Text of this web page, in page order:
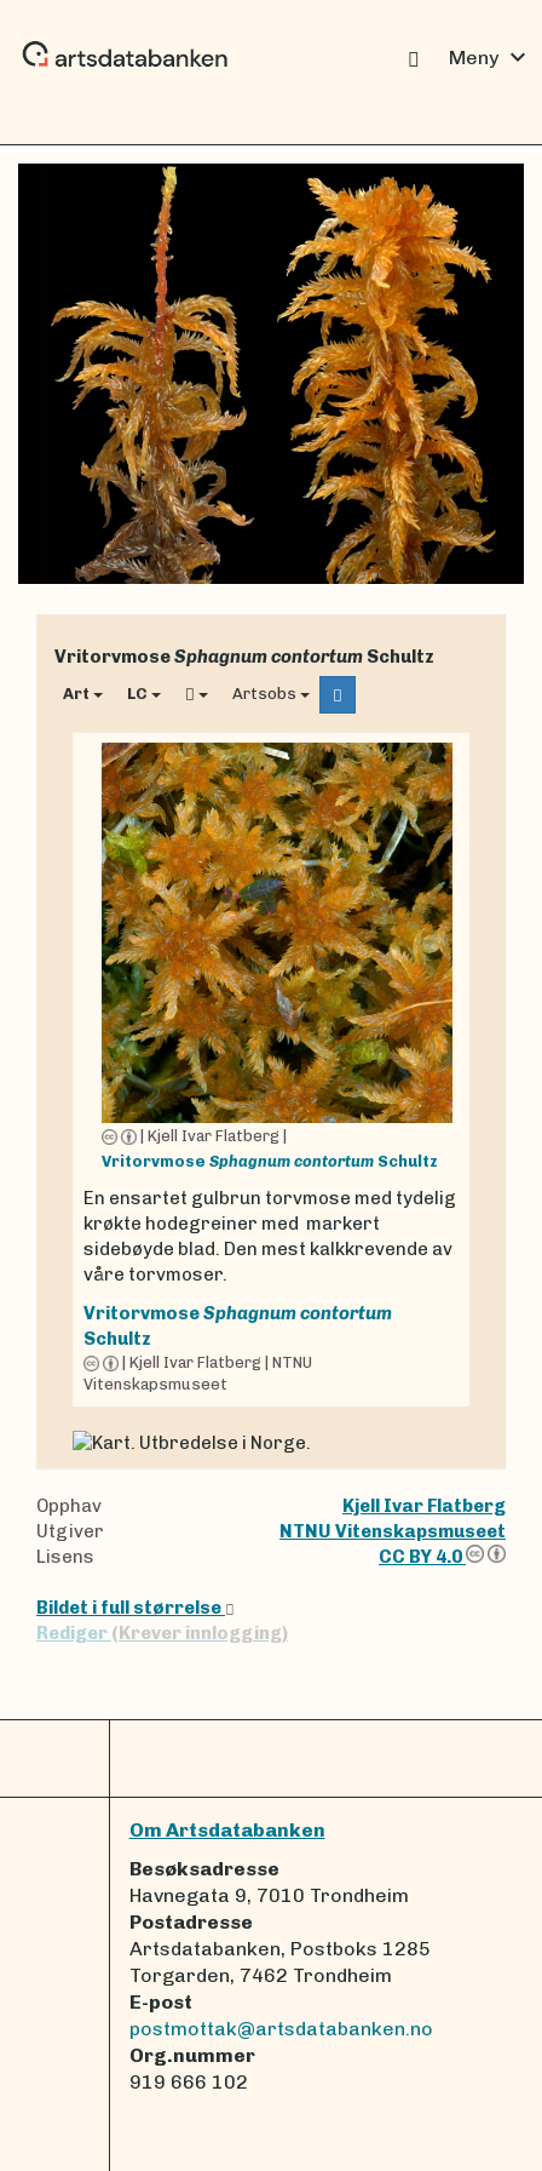
Meny expand_more
VritorvmoseSphagnum contortum Schultz
Art LC Artsobs
| Kjell Ivar Flatberg |
Vritorvmose Sphagnum contortum Schultz
En ensartet gulbrun torvmose med tydelig
krøkte hodegreiner med markert
sidebøyde blad. Den mest kalkkrevende av
våre torvmoser.
VritorvmoseSphagnum contortum
Schultz
| Kjell Ivar Flatberg | NTNU
Vitenskapsmuseet
Opphav
Kjell Ivar Flatberg
Utgiver
NTNU Vitenskapsmuseet
Lisens
CC BY 4.0
Bildet i full størrelse
Rediger (Krever innlogging)
Om Artsdatabanken
Besøksadresse
Havnegata 9, 7010 Trondheim
Postadresse
Artsdatabanken, Postboks 1285
Torgarden, 7462 Trondheim
E-post
postmottak@artsdatabanken.no
Org.nummer
919 666 102